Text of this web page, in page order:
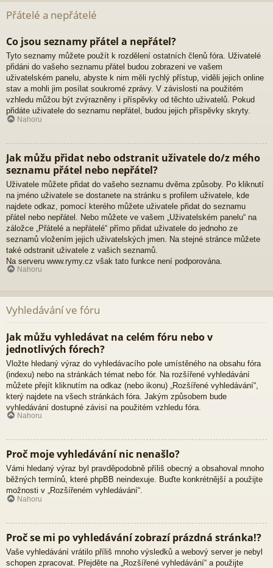
Přátelé a nepřátelé
Co jsou seznamy přátel a nepřátel?
Tyto seznamy můžete použít k rozdělení ostatních členů fóra. Uživatelé
přidáni do vašeho seznamu přátel budou zobrazeni ve vašem
uživatelském panelu, abyste k nim měli rychlý přístup, viděli jejich online
stav a mohli jim posílat soukromé zprávy. V závislosti na použitém
vzhledu můžou být zvýrazněny i příspěvky od těchto uživatelů. Pokud
přidáte uživatele do seznamu nepřátel, budou jejich příspěvky skryty.
Nahoru
Jak můžu přidat nebo odstranit uživatele do/z mého
seznamu přátel nebo nepřátel?
Uživatele můžete přidat do vašeho seznamu dvěma způsoby. Po kliknutí
na jméno uživatele se dostanete na stránku s profilem uživatele, kde
najdete odkaz, pomocí kterého můžete uživatele přidat do seznamu
přátel nebo nepřátel. Nebo můžete ve vašem „Uživatelském panelu“ na
záložce „Přátelé a nepřátelé“ přímo přidat uživatele do jednoho ze
seznamů vložením jejich uživatelských jmen. Na stejné stránce můžete
také odstranit uživatele z vašich seznamů.
Na serveru www.rymy.cz však tato funkce není podporována.
Nahoru
Vyhledávání ve fóru
Jak můžu vyhledávat na celém fóru nebo v
jednotlivých fórech?
Vložte hledaný výraz do vyhledávacího pole umístěného na obsahu fóra
(indexu) nebo na stránkách témat nebo fór. Na rozšířené vyhledávání
můžete přejít kliknutím na odkaz (nebo ikonu) „Rozšířené vyhledávání“,
který najdete na všech stránkách fóra. Jakým způsobem bude
vyhledávání dostupné závisí na použitém vzhledu fóra.
Nahoru
Proč moje vyhledávání nic nenašlo?
Vámi hledaný výraz byl pravděpodobně příliš obecný a obsahoval mnoho
běžných termínů, které phpBB neindexuje. Buďte konkrétnější a použijte
možnosti v „Rozšířeném vyhledávání“.
Nahoru
Proč se mi po vyhledávání zobrazí prázdná stránka!?
Vaše vyhledávání vrátilo příliš mnoho výsledků a webový server je nebyl
schopen zpracovat. Přejděte na „Rozšířené vyhledávání“ a použijte